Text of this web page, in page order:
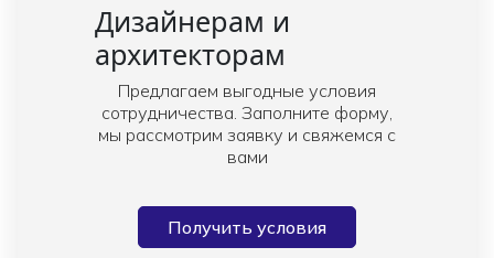
Дизайнерам и
архитекторам
Предлагаем выгодные условия
сотрудничества. Заполните форму,
мы рассмотрим заявку и свяжемся с
вами
Получить условия